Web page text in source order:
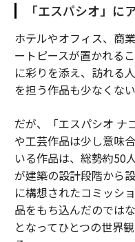
「エスパシオ」に
ホテルやオフィス、商
ートピースが置かれる
に彩りを添え、訪れる
を担う作品も少なくない
だが、「エスパシオ ナ
や工芸作品は少し意味
いる作品は、総勢約50
が建築の設計段階から
に構想されたコミッシ
品をもち込んだのでは
となってひとつの世界